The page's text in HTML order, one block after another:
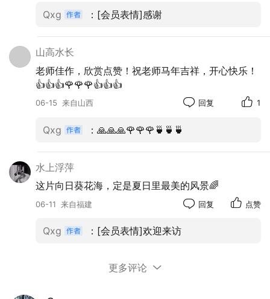
Qxg ：[会员表情]感谢
山高水长
老师佳作，欣赏点赞！祝老师马年吉祥，开心快乐！
👍👍👍🌹🌹🌹👍👍👍
06-15 来自山西 回复 1
Qxg ：🙏🙏🙏🌹🌹🌹🍵🍵🍵
水上浮萍
这片向日葵花海，定是夏日里最美的风景🌈
06-11 来自福建 回复 点赞
Qxg ：[会员表情]欢迎来访
更多评论